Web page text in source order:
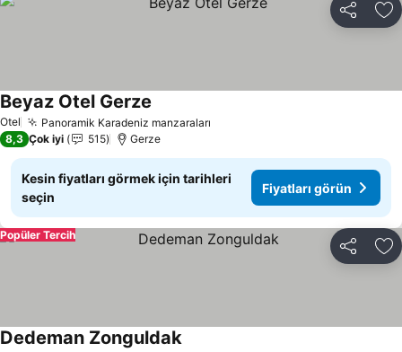
Paylaş
Otel Panoramik Karadeniz manzaraları
Beyaz Otel Gerze
8,3 Çok iyi 515 Gerze
Kesin fiyatları görmek için tarihleri
seçin
Fiyatları görün
Paylaş
Popüler Tercih
Dedeman Zonguldak